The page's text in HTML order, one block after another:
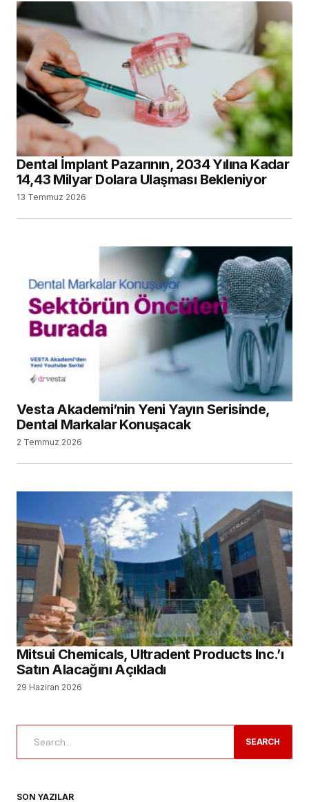
Dental İmplant Pazarının, 2034 Yılına Kadar
14,43 Milyar Dolara Ulaşması Bekleniyor
13 Temmuz 2026
Vesta Akademi’nin Yeni Yayın Serisinde,
Dental Markalar Konuşacak
2 Temmuz 2026
Mitsui Chemicals, Ultradent Products Inc.’ı
Satın Alacağını Açıkladı
29 Haziran 2026
SEARCH
SON YAZILAR